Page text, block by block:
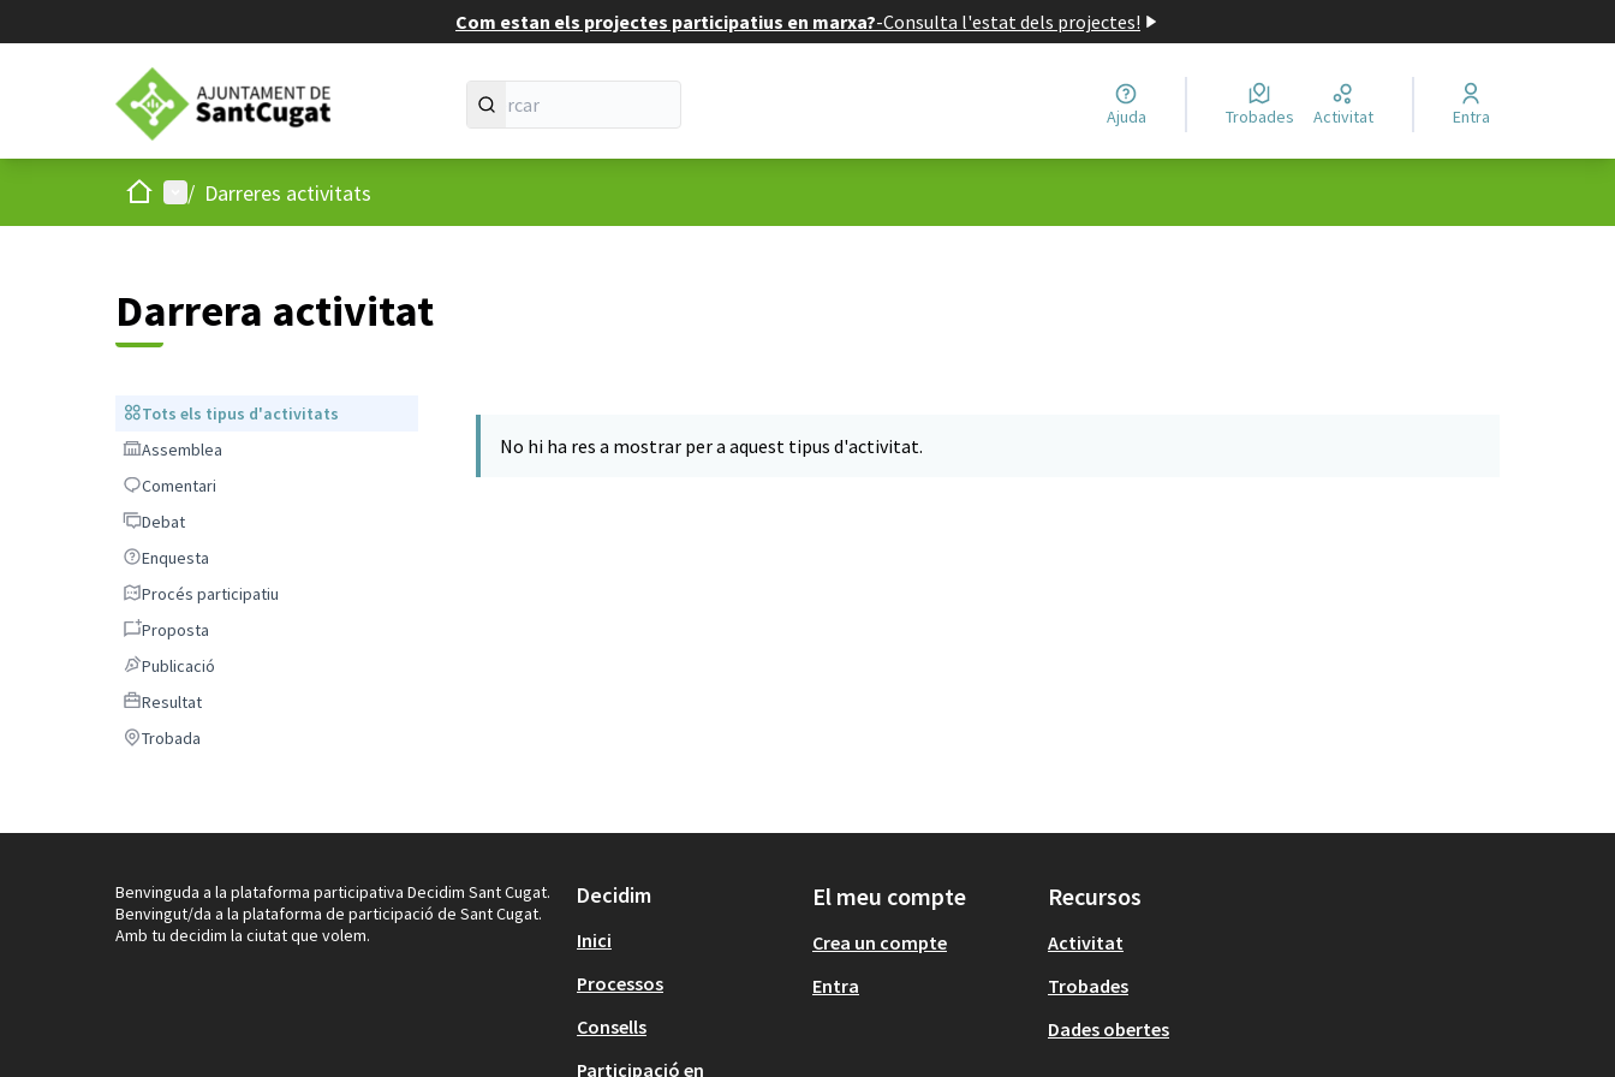
Com estan els projectes participatius en marxa?-Consulta l'estat dels projectes!
Ajuda Trobades Activitat Entra
Inici Menú principal
/ Darreres activitats
Darrera activitat
Tots els tipus d'activitats
Tots els tipus d'activitats
Assemblea
Assemblea
Comentari
Comentari
DebatDebat
Enquesta
Enquesta
Procés participatiu
Procés participatiu
Proposta
Proposta
Publicació
Publicació
Resultat
Resultat
Trobada
Trobada
No hi ha res a mostrar per a aquest tipus d'activitat.
Benvinguda a la plataforma participativa Decidim Sant Cugat.
Benvingut/da a la plataforma de participació de Sant Cugat.
Amb tu decidim la ciutat que volem.
Decidim
Inici
Processos
Consells
Participació en
El meu compte
Crea un compte
Entra
Recursos
Activitat
Trobades
Dades obertes